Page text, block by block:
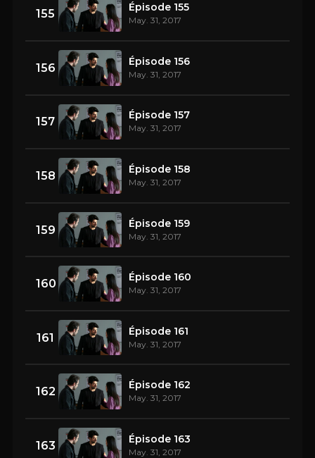
155 Épisode 155
May. 31, 2017
156 Épisode 156
May. 31, 2017
157 Épisode 157
May. 31, 2017
158 Épisode 158
May. 31, 2017
159 Épisode 159
May. 31, 2017
160 Épisode 160
May. 31, 2017
161 Épisode 161
May. 31, 2017
162 Épisode 162
May. 31, 2017
163 Épisode 163
May. 31, 2017